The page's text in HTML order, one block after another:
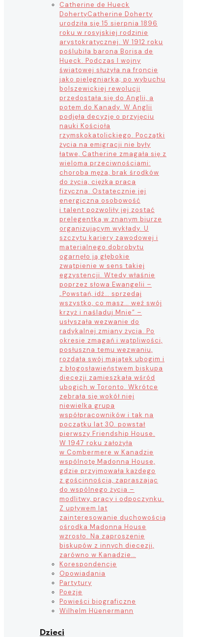
Catherine de Hueck
DohertyCatherine Doherty
urodziła się 15 sierpnia 1896
roku w rosyjskiej rodzinie
arystokratycznej. W 1912 roku
poślubiła barona Borisa de
Hueck. Podczas I wojny
światowej służyła na froncie
jako pielęgniarka; po wybuchu
bolszewickiej rewolucji
przedostała się do Anglii, a
potem do Kanady. W Anglii
podjęła decyzję o przyjęciu
nauki Kościoła
rzymskokatolickiego. Początki
życia na emigracji nie były
łatwe, Catherine zmagała się z
wieloma przeciwnościami:
choroba męża, brak środków
do życia, ciężka praca
fizyczna. Ostatecznie jej
energiczna osobowość
i talent pozwoliły jej zostać
prelegentką w znanym biurze
organizującym wykłady. U
szczytu kariery zawodowej i
materialnego dobrobytu
ogarnęło ją głębokie
zwątpienie w sens takiej
egzystencji. Wtedy właśnie
poprzez słowa Ewangelii –
„Powstań, idź… sprzedaj
wszystko, co masz… weź swój
krzyż i naśladuj Mnie” –
usłyszała wezwanie do
radykalnej zmiany życia. Po
okresie zmagań i wątpliwości,
posłuszna temu wezwaniu,
rozdała swój majątek ubogim i
z błogosławieństwem biskupa
diecezji zamieszkała wśród
ubogich w Toronto. Wkrótce
zebrała się wokół niej
niewielka grupa
współpracowników i tak na
początku lat 30. powstał
pierwszy Friendship House.
W 1947 roku założyła
w Combermere w Kanadzie
wspólnotę Madonna House,
gdzie przyjmowała każdego
z gościnnością, zapraszając
do wspólnego życia –
modlitwy, pracy i odpoczynku.
Z upływem lat
zainteresowanie duchowością
ośrodka Madonna House
wzrosło. Na zaproszenie
biskupów z innych diecezji,
zarówno w Kanadzie…
Korespondencje
Opowiadania
Partytury
Poezje
Powieści biograficzne
Wilhelm Hüenermann
Dzieci